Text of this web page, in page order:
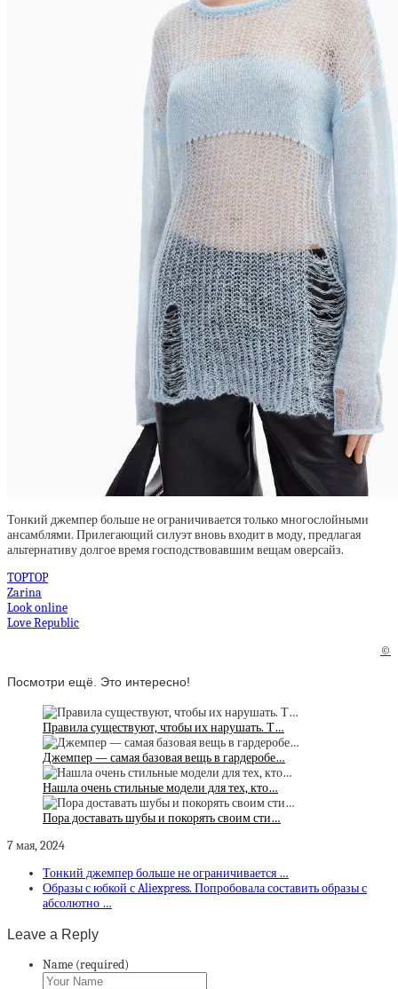
Тонкий джемпер больше не ограничивается только многослойными
ансамблями. Прилегающий силуэт вновь входит в моду, предлагая
альтернативу долгое время господствовавшим вещам оверсайз.
TOPTOP
Zarina
Look online
Love Republic
©
Посмотри ещё. Это интересно!
Правила существуют, чтобы их нарушать. Т…
Джемпер — самая базовая вещь в гардеробе…
Нашла очень стильные модели для тех, кто…
Пора доставать шубы и покорять своим сти…
7 мая, 2024
Тонкий джемпер больше не ограничивается …
Образы с юбкой с Aliexpress. Попробовала составить образы с
абсолютно …
Leave a Reply
Name (required)